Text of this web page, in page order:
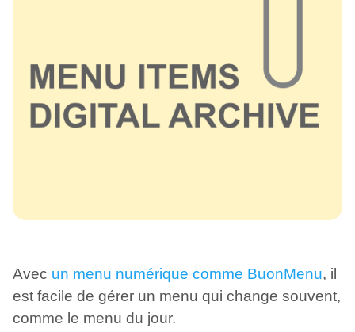
Avec un menu numérique comme BuonMenu, il
est facile de gérer un menu qui change souvent,
comme le menu du jour.